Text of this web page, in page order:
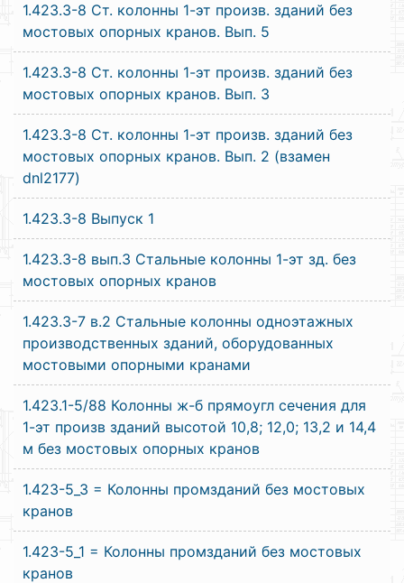
1.423.3-8 Ст. колонны 1-эт произв. зданий без
мостовых опорных кранов. Вып. 5
1.423.3-8 Ст. колонны 1-эт произв. зданий без
мостовых опорных кранов. Вып. 3
1.423.3-8 Ст. колонны 1-эт произв. зданий без
мостовых опорных кранов. Вып. 2 (взамен
dnl2177)
1.423.3-8 Выпуск 1
1.423.3-8 вып.3 Стальные колонны 1-эт зд. без
мостовых опорных кранов
1.423.3-7 в.2 Стальные колонны одноэтажных
производственных зданий, оборудованных
мостовыми опорными кранами
1.423.1-5/88 Колонны ж-б прямоугл сечения для
1-эт произв зданий высотой 10,8; 12,0; 13,2 и 14,4
м без мостовых опорных кранов
1.423-5_3 = Колонны промзданий без мостовых
кранов
1.423-5_1 = Колонны промзданий без мостовых
кранов